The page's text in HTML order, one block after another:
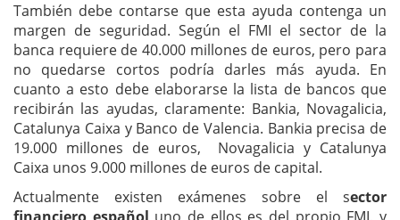
También debe contarse que esta ayuda contenga un
margen de seguridad. Según el FMI el sector de la
banca requiere de 40.000 millones de euros, pero para
no quedarse cortos podría darles más ayuda. En
cuanto a esto debe elaborarse la lista de bancos que
recibirán las ayudas, claramente: Bankia, Novagalicia,
Catalunya Caixa y Banco de Valencia. Bankia precisa de
19.000 millones de euros, Novagalicia y Catalunya
Caixa unos 9.000 millones de euros de capital.
Actualmente existen exámenes sobre el sector